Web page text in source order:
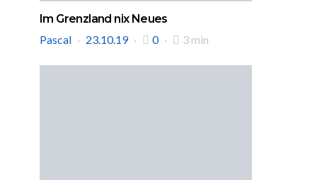
Im Grenzland nix Neues
Pascal
23.10.19 0 3 min